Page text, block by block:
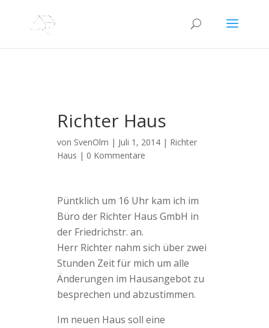
Richter Haus
von SvenOlm | Juli 1, 2014| Richter
Haus | 0 Kommentare
Püntklich um 16 Uhr kam ich im
Büro der Richter Haus GmbH in
der Friedrichstr. an.
Herr Richter nahm sich über zwei
Stunden Zeit für mich um alle
Änderungen im Hausangebot zu
besprechen und abzustimmen.
Im neuen Haus soll eine